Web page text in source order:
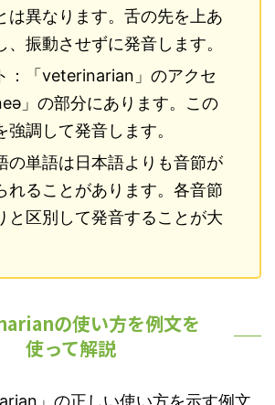
は異なります。舌の先を上あ
、振動させずに発音します。
：「veterinarian」のアクセ
」の部分にあります。この
強調して発音します。
の単語は日本語よりも音節が
れることがあります。各音節
と区別して発音することが大
の使い方を例文を
使って解説